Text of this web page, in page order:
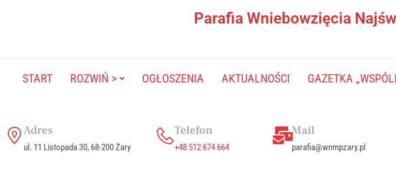
Parafia Wniebowzięcia
START ROZWIŃ > OGŁOSZENIA AKTUALNOŚCI GAZETKA
Adres
ul. 11 Listopada 30, 68-200 Żary
Telefon
+48 512 674 664
Mail
parafia@wnmpzary.pl